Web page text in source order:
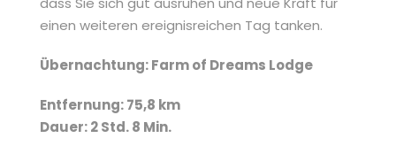
einen weiteren ereignisreichen Tag tanken.
Übernachtung: Farm of Dreams Lodge
Entfernung: 75,8 km
Dauer: 2 Std. 8 Min.